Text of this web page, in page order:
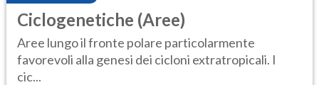
Ciclogenetiche (Aree)
Aree lungo il fronte polare particolarmente
favorevoli alla genesi dei cicloni extratropicali. I
cic...